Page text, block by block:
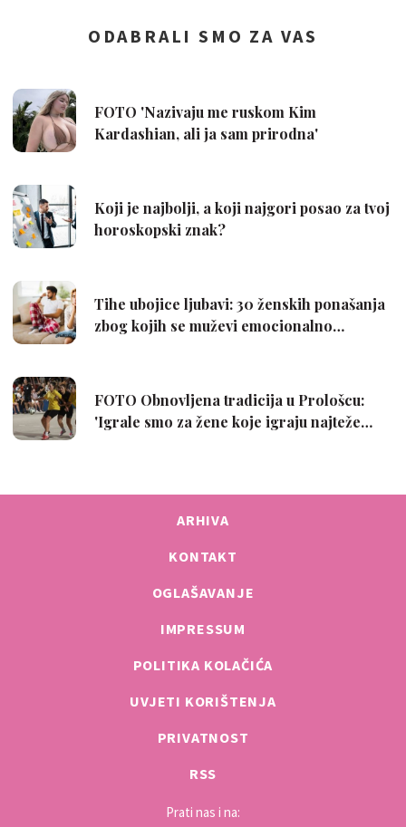
ARHIVA
KONTAKT
OGLAŠAVANJE
IMPRESSUM
POLITIKA KOLAČIĆA
UVJETI KORIŠTENJA
PRIVATNOST
RSS
Prati nas i na: